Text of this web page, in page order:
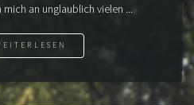
an unglaublich vielen ...